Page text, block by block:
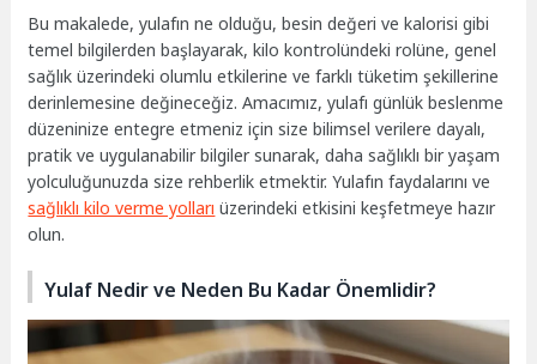
Bu makalede, yulafın ne olduğu, besin değeri ve kalorisi gibi
temel bilgilerden başlayarak, kilo kontrolündeki rolüne, genel
sağlık üzerindeki olumlu etkilerine ve farklı tüketim şekillerine
derinlemesine değineceğiz. Amacımız, yulafı günlük beslenme
düzeninize entegre etmeniz için size bilimsel verilere dayalı,
pratik ve uygulanabilir bilgiler sunarak, daha sağlıklı bir yaşam
yolculuğunuzda size rehberlik etmektir. Yulafın faydalarını ve
sağlıklı kilo verme yolları üzerindeki etkisini keşfetmeye hazır
olun.
Yulaf Nedir ve Neden Bu Kadar Önemlidir?